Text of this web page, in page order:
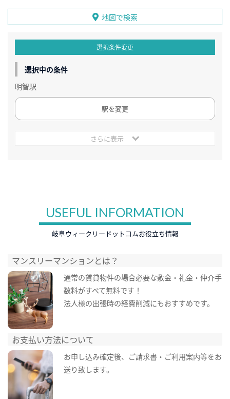
地図で検索
選択条件変更
選択中の条件
明智駅
駅を変更
さらに表示
USEFUL INFORMATION
岐阜ウィークリードットコムお役立ち情報
マンスリーマンションとは？
通常の賃貸物件の場合必要な敷金・礼金・仲介手
数料がすべて無料です！
法人様の出張時の経費削減にもおすすめです。
お支払い方法について
お申し込み確定後、ご請求書・ご利用案内等をお
送り致します。